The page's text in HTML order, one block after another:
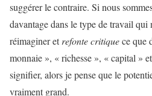
suggérer le contraire. Si nous
davantage dans le type de travail
réimaginer etrefonte critiquece que
monnaie », « richesse », « capital »
signifier, alors je pense que le
vraiment grand.